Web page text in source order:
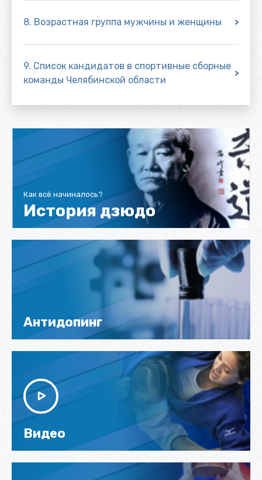
8. Возрастная группа мужчины и женщины
9. Список кандидатов в спортивные сборные
команды Челябинской области
Как всё начиналось?
История дзюдо
Антидопинг
Видео